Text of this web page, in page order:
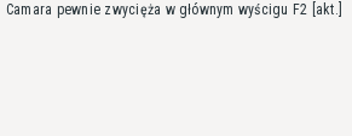
Camara pewnie zwycięża w głównym wyścigu F2 [akt.]